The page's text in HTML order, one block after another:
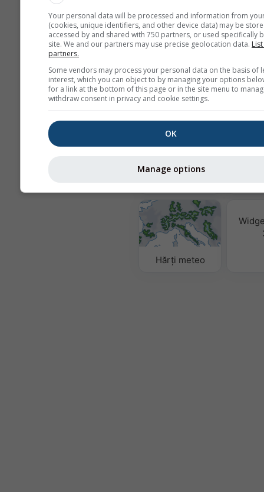
conformpoliticii noastre de
Prin utilizarea serviciilor
de acord cu termenii și condițiile
Adresa dvs. de email va putea fi
Mai multe date meteo
Hărți meteo
Your personal data will be processed and information from
(cookies, unique identifiers, and other device data) may be
accessed by and shared with 750 partners, or used specifically
site. We and our partners may use precise geolocation data.
partners.
Some vendors may process your personal data on the basis of
interest, which you can object to by managing your options
for a link at the bottom of this page or in the site menu to
withdraw consent in privacy and cookie settings.
OK
Manage options